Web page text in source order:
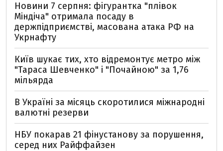
Новини 7 серпня: фігурантка "плівок
Міндіча" отримала посаду в
держпідприємстві, масована атака РФ на
Укрнафту
Київ шукає тих, хто відремонтує метро між
"Тараса Шевченко" і "Почайною" за 1,76
мільярда
В Україні за місяць скоротилися міжнародні
валютні резерви
НБУ покарав 21 фінустанову за порушення,
серед них Райффайзен